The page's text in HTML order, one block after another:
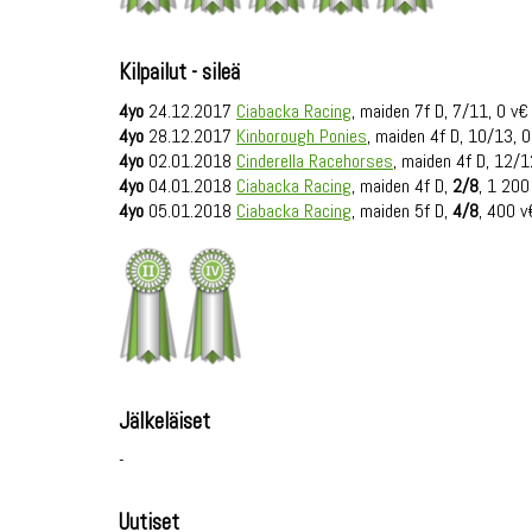
Kilpailut - sileä
4yo 24.12.2017 Ciabacka Racing, maiden 7f D, 7/11, 0 v€
4yo 28.12.2017 Kinborough Ponies, maiden 4f D, 10/13,
4yo 02.01.2018 Cinderella Racehorses, maiden 4f D, 12/
4yo 04.01.2018 Ciabacka Racing, maiden 4f D, 2/8, 1
4yo 05.01.2018 Ciabacka Racing, maiden 5f D, 4/8, 400
Jälkeläiset
-
Uutiset